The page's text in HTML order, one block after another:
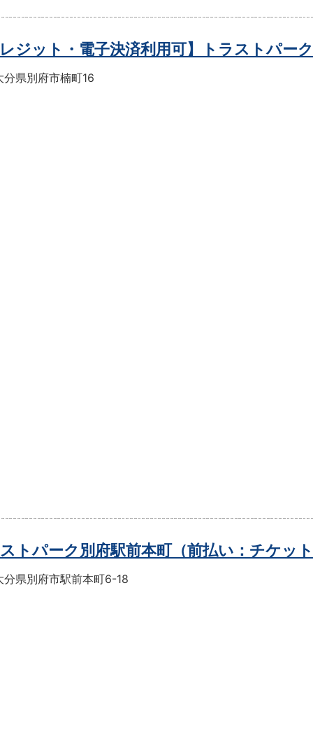
レジット・電子決済利用可】トラストパー
分県別府市楠町16
ストパーク別府駅前本町（前払い：チケッ
分県別府市駅前本町6-18